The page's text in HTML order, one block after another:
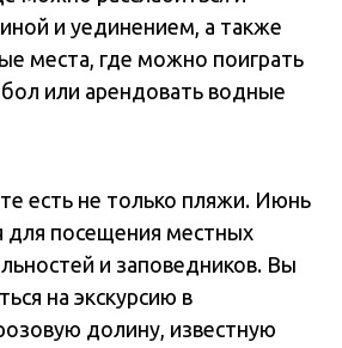
и уединением, а также
места, где можно поиграть
или арендовать водные
есть не только пляжи. Июнь
для посещения местных
и заповедников. Вы
на экскурсию в
долину, известную